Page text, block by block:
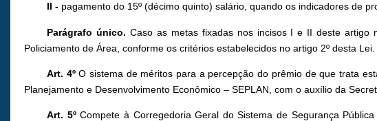
II - pagamento do 15º (décimo quinto) salário, quando os indicadores de
Parágrafo único. Caso as metas fixadas nos incisos I e II deste artigo
Policiamento de Área, conforme os critérios estabelecidos no artigo 2º desta Lei.
Art. 4ºO sistema de méritos para a percepção do prêmio de que trata
Planejamento e Desenvolvimento Econômico – SEPLAN, com o auxílio da
Art. 5ºCompete à Corregedoria Geral do Sistema de Segurança